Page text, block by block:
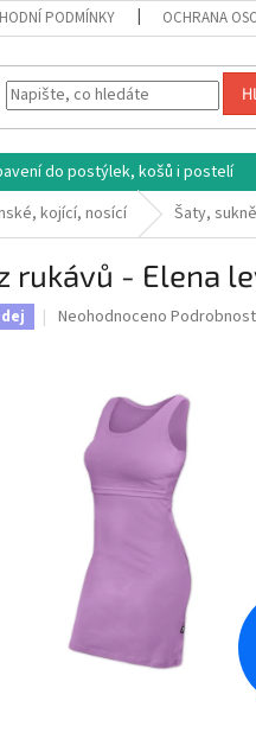
PODMÍNKY OCHRANA
do postýlek, košů i postelí
kojící, nosící Šaty, sukně
rukávů - Elena
Průměrné
hvězdiček.
Neohodnoceno